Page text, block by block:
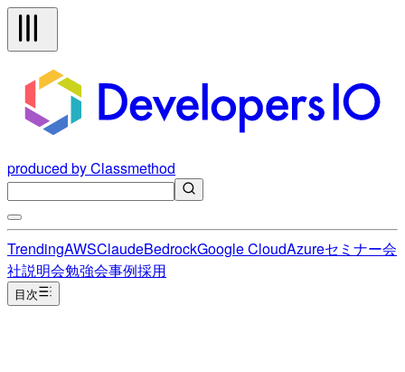
produced by Classmethod
TrendingAWSClaudeBedrockGoogle CloudAzureセミナー会
社説明会勉強会事例採用
目次